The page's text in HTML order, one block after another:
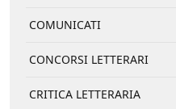
COMUNICATI
CONCORSI LETTERARI
CRITICA LETTERARIA